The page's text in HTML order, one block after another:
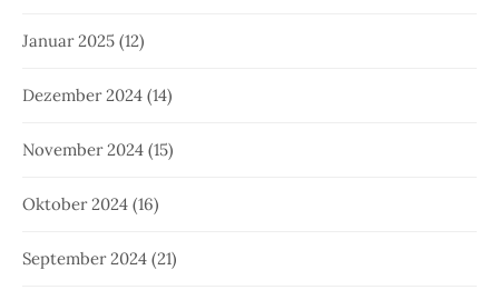
Januar 2025 (12)
Dezember 2024 (14)
November 2024 (15)
Oktober 2024 (16)
September 2024 (21)